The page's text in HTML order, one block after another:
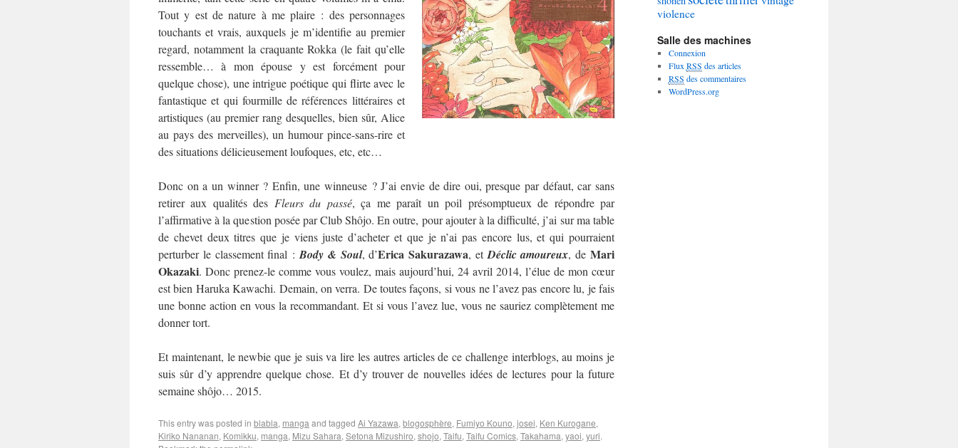
Tout y est de nature à me plaire : des personnages
touchants et vrais, auxquels je m’identifie au premier
regard, notamment la craquante Rokka (le fait qu’elle
ressemble… à mon épouse y est forcément pour
quelque chose), une intrigue poétique qui flirte avec le
fantastique et qui fourmille de références littéraires et
artistiques (au premier rang desquelles, bien sûr, Alice
au pays des merveilles), un humour pince-sans-rire et
des situations délicieusement loufoques, etc, etc…
Donc on a un winner ? Enfin, une winneuse ? J’ai envie de dire oui, presque par défaut, car sans
retirer aux qualités des Fleurs du passé, ça me paraît un poil présomptueux de répondre par
l’affirmative à la question posée par Club Shôjo. En outre, pour ajouter à la difficulté, j’ai sur ma table
de chevet deux titres que je viens juste d’acheter et que je n’ai pas encore lus, et qui pourraient
perturber le classement final :Body & Soul, d’Erica Sakurazawa, etDéclic amoureux, deMari
Okazaki. Donc prenez-le comme vous voulez, mais aujourd’hui, 24 avril 2014, l’élue de mon cœur
est bien Haruka Kawachi. Demain, on verra. De toutes façons, si vous ne l’avez pas encore lu, je fais
une bonne action en vous la recommandant. Et si vous l’avez lue, vous ne sauriez complètement me
donner tort.
Et maintenant, le newbie que je suis va lire les autres articles de ce challenge interblogs, au moins je
suis sûr d’y apprendre quelque chose. Et d’y trouver de nouvelles idées de lectures pour la future
semaine shôjo… 2015.
This entry was posted in blabla, manga and tagged Ai Yazawa, blogosphère, Fumiyo Kouno, josei, Ken Kurogane,
Kiriko Nananan, Komikku, manga, Mizu Sahara, Setona Mizushiro, shojo, Taifu, Taifu Comics, Takahama, yaoi, yuri.
violence
Salle des machines
Connexion
Flux RSS des articles
RSS des commentaires
WordPress.org